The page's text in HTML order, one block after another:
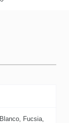
Fucsia,